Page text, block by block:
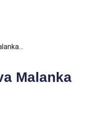
Malanka